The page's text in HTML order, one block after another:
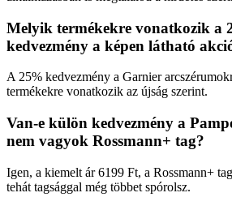
Melyik termékekre vonatkozik a
kedvezmény a képen látható
A 25% kedvezmény a Garnier
termékekre vonatkozik az újság szerint.
Van-e külön kedvezmény a
nem vagyok Rossmann+ tag?
Igen, a kiemelt ár 6199 Ft, a Rossmann+
tehát tagsággal még többet spórolsz.